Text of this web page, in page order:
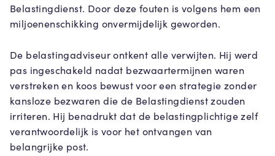
Belastingdienst. Door deze fouten is volgens hem een
miljoenenschikking onvermijdelijk geworden.
De belastingadviseur ontkent alle verwijten. Hij werd
pas ingeschakeld nadat bezwaartermijnen waren
verstreken en koos bewust voor een strategie zonder
kansloze bezwaren die de Belastingdienst zouden
irriteren. Hij benadrukt dat de belastingplichtige zelf
verantwoordelijk is voor het ontvangen van
belangrijke post.